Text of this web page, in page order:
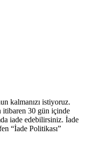
kalmanızı istiyoruz.
itibaren 30 gün içinde
iade edebilirsiniz. İade
“İade Politikası”